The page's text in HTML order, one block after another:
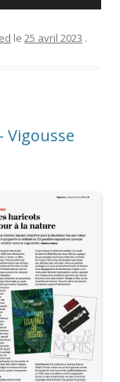
le 25 avril 2023 .
Vigousse